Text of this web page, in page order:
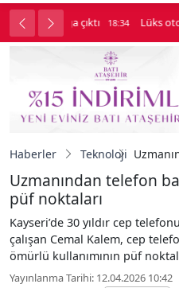
kavga çıktı 18:34 Lüks
Haberler Teknoloji
Uzmanından telefon
püf noktaları
Kayseri’de 30 yıldır cep
çalışan Cemal Kalem, cep
ömürlü kullanımının püf
Yayınlanma Tarihi: 12.04.2026 10:42